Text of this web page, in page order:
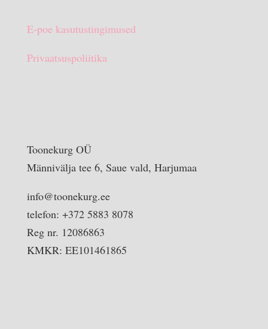
E-poe kasutustingimused
Privaatsuspoliitika
Toonekurg OÜ
Männivälja tee 6, Saue vald, Harjumaa
info@toonekurg.ee
telefon: +372 5883 8078
Reg nr. 12086863
KMKR: EE101461865